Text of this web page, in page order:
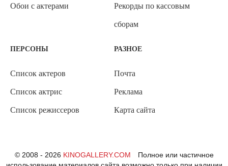
Обои с актерами Рекорды по кассовым
сборам
ПЕРСОНЫ
Список актеров
Список актрис
Список режиссеров
РАЗНОЕ
Почта
Реклама
Карта сайта
© 2008 - 2026 KINOGALLERY.COM
Полное или частичное